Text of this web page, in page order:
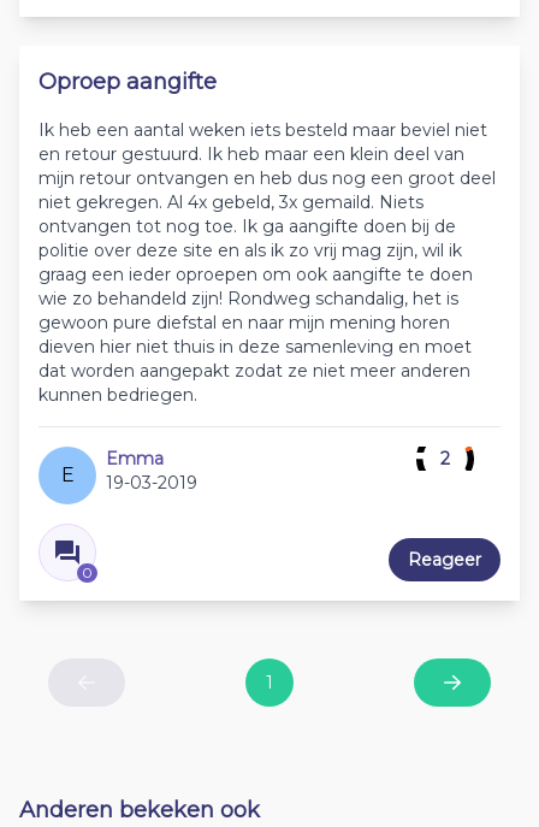
Oproep aangifte
Ik heb een aantal weken iets besteld maar beviel niet
en retour gestuurd. Ik heb maar een klein deel van
mijn retour ontvangen en heb dus nog een groot deel
niet gekregen. Al 4x gebeld, 3x gemaild. Niets
ontvangen tot nog toe. Ik ga aangifte doen bij de
politie over deze site en als ik zo vrij mag zijn, wil ik
graag een ieder oproepen om ook aangifte te doen
wie zo behandeld zijn! Rondweg schandalig, het is
gewoon pure diefstal en naar mijn mening horen
dieven hier niet thuis in deze samenleving en moet
dat worden aangepakt zodat ze niet meer anderen
kunnen bedriegen.
E
Emma
19-03-2019
0
2
Reageer
1 Next
Anderen bekeken ook